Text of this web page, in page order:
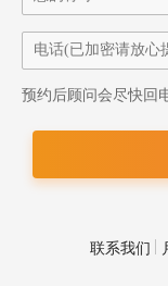
爱帝宫的价格根据房
至36万元之间。
价格一般在3.68万至
预约后顾问会尽快回
联系我们